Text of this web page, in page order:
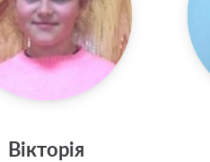
Вікторія